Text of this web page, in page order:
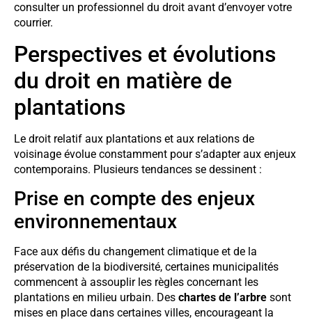
consulter un professionnel du droit avant d’envoyer votre
courrier.
Perspectives et évolutions
du droit en matière de
plantations
Le droit relatif aux plantations et aux relations de
voisinage évolue constamment pour s’adapter aux enjeux
contemporains. Plusieurs tendances se dessinent :
Prise en compte des enjeux
environnementaux
Face aux défis du changement climatique et de la
préservation de la biodiversité, certaines municipalités
commencent à assouplir les règles concernant les
plantations en milieu urbain. Des chartes de l’arbre sont
mises en place dans certaines villes, encourageant la